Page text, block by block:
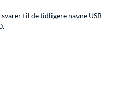
svarer til de tidligere navne USB